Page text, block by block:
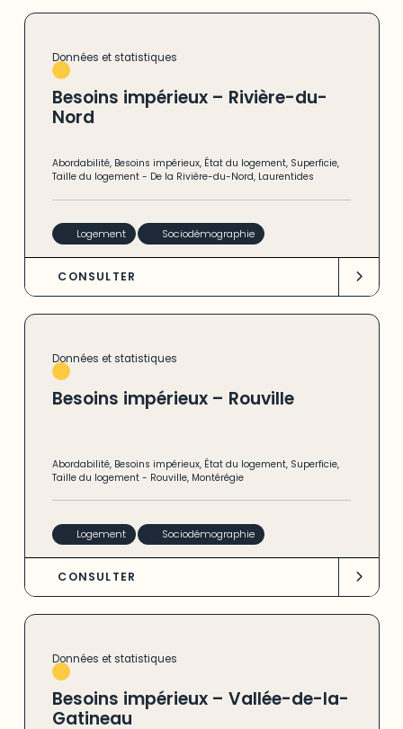
Données et statistiques
Besoins impérieux – Rivière-du-
Nord
Abordabilité, Besoins impérieux, État du logement, Superficie,
Taille du logement - De la Rivière-du-Nord, Laurentides
Logement Sociodémographie
CONSULTER
Données et statistiques
Besoins impérieux – Rouville
Abordabilité, Besoins impérieux, État du logement, Superficie,
Taille du logement - Rouville, Montérégie
Logement Sociodémographie
CONSULTER
Données et statistiques
Besoins impérieux – Vallée-de-la-
Gatineau